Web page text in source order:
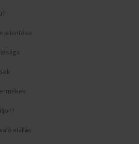
jelentése
elállás